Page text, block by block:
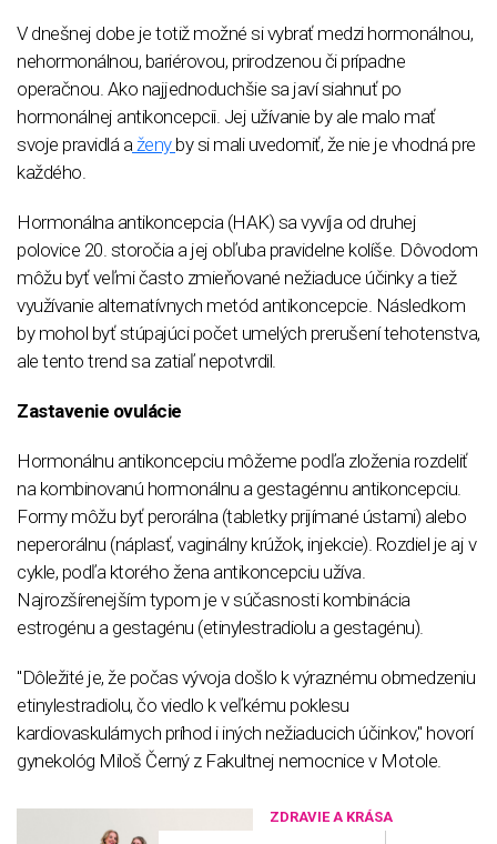
V dnešnej dobe je totiž možné si vybrať medzi hormonálnou,
nehormonálnou, bariérovou, prirodzenou či prípadne
operačnou. Ako najjednoduchšie sa javí siahnuť po
hormonálnej antikoncepcii. Jej užívanie by ale malo mať
svoje pravidlá a ženy by si mali uvedomiť, že nie je vhodná pre
každého.
Hormonálna antikoncepcia (HAK) sa vyvíja od druhej
polovice 20. storočia a jej obľuba pravidelne kolíše. Dôvodom
môžu byť veľmi často zmieňované nežiaduce účinky a tiež
využívanie alternatívnych metód antikoncepcie. Následkom
by mohol byť stúpajúci počet umelých prerušení tehotenstva,
ale tento trend sa zatiaľ nepotvrdil.
Zastavenie ovulácie
Hormonálnu antikoncepciu môžeme podľa zloženia rozdeliť
na kombinovanú hormonálnu a gestagénnu antikoncepciu.
Formy môžu byť perorálna (tabletky prijímané ústami) alebo
neperorálnu (náplasť, vaginálny krúžok, injekcie). Rozdiel je aj v
cykle, podľa ktorého žena antikoncepciu užíva.
Najrozšírenejším typom je v súčasnosti kombinácia
estrogénu a gestagénu (etinylestradiolu a gestagénu).
"Dôležité je, že počas vývoja došlo k výraznému obmedzeniu
etinylestradiolu, čo viedlo k veľkému poklesu
kardiovaskulárnych príhod i iných nežiaducich účinkov," hovorí
gynekológ Miloš Černý z Fakultnej nemocnice v Motole.
ZDRAVIE A KRÁSA